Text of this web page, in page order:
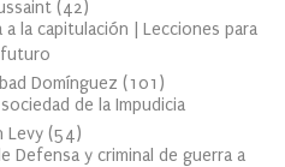
(42)
la capitulación | Lecciones para
Domínguez (101 )
de la Impudicia
Levy (54)
Defensa y criminal de guerra a